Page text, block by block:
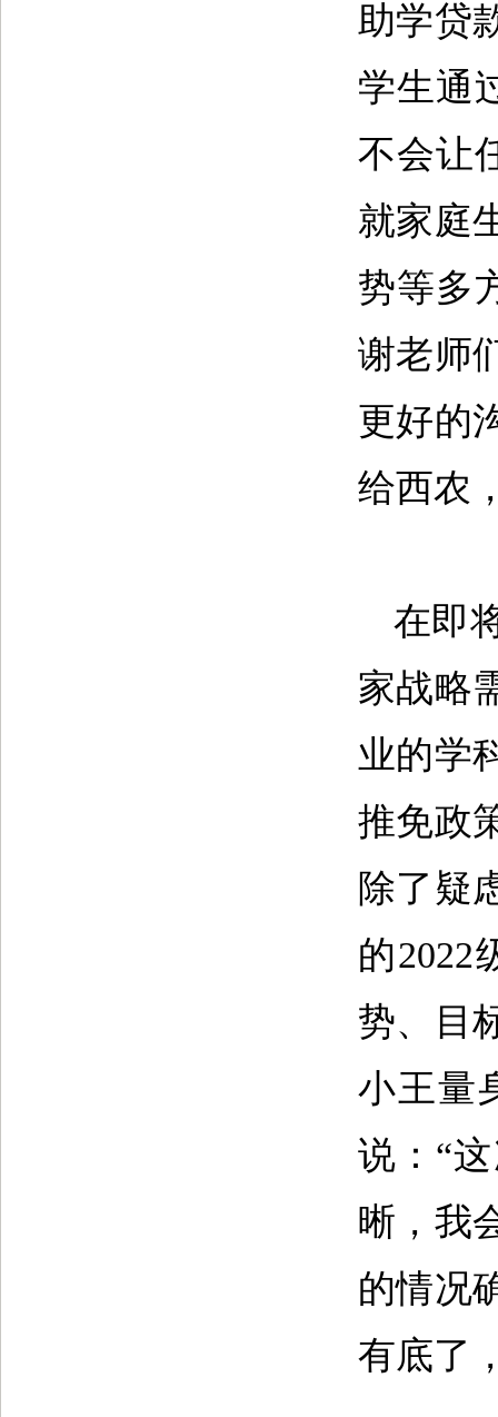
助学贷
学生通
不会让
就家庭
势等多
谢老师
更好的
给西农
在即
家战略
业的学
推免政
除了疑
的2022
势、目
小王量
说：“
晰，我
的情况
有底了